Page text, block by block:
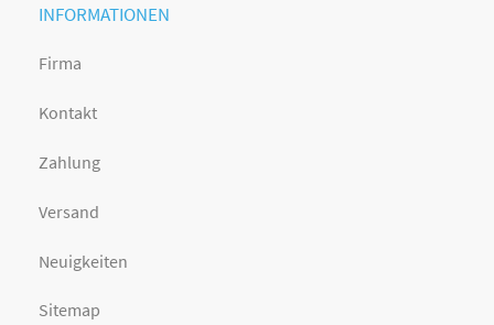
INFORMATIONEN
Firma
Kontakt
Zahlung
Versand
Neuigkeiten
Sitemap